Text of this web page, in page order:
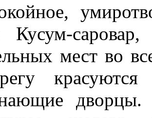
Кусум-
мест во
дворцы.